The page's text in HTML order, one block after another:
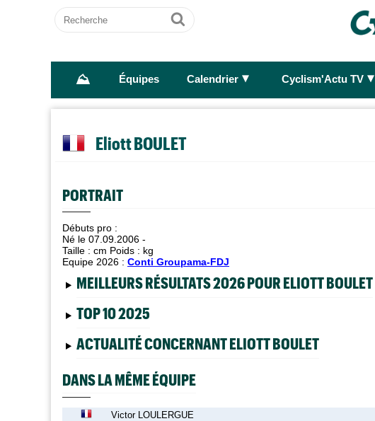
Recherche
Ok
⛰ Équipes Calendrier ► Cyclism'Actu TV ►
Eliott BOULET
PORTRAIT
Débuts pro :
Né le 07.09.2006 -
Taille : cm Poids : kg
Equipe 2026 : Conti Groupama-FDJ
MEILLEURS RÉSULTATS 2026 POUR ELIOTT BOULET
TOP 10 2025
ACTUALITÉ CONCERNANT ELIOTT BOULET
DANS LA MÊME ÉQUIPE
Victor LOULERGUE